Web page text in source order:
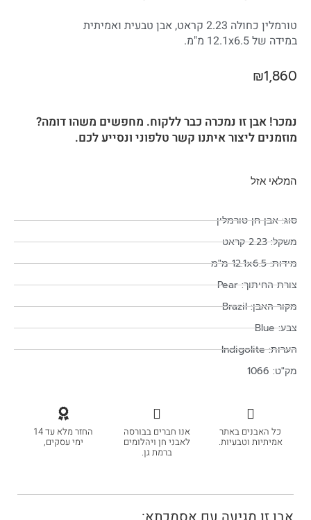
טורמלין כחולה 2.23 קראט, אבן טבעית ואמיתית
במידה של 12.1x6.5 מ"מ.
₪1,860
נמכר! אבן זו נמכרה כבר ללקוח. מחפשים משהו דומה?
מוזמנים ליצור איתנו קשר טלפוני ונסייע לכם.
המלאי אזל
סוג: אבן חן טורמלין
משקל: 2.23 קראט
מידות: 12.1x6.5 מ"מ
צורת החיתוך: Pear
מקור האבן: Brazil
צבע: Blue
הערות: Indigolite
מק"ט: 1066
כל האבנים באתר
אמיתיות וטבעיות.
אנו חברים בבורסה
לאבני חן ויהלומים
ברמת גן.
החזר מלא עד 14
ימי עסקים,